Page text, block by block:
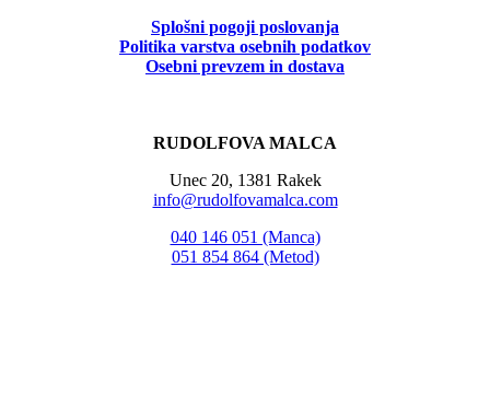
Splošni pogoji poslovanja
Politika varstva osebnih podatkov
Osebni prevzem in dostava
RUDOLFOVA MALCA
Unec 20, 1381 Rakek
info@rudolfovamalca.com
040 146 051 (Manca)
051 854 864 (Metod)